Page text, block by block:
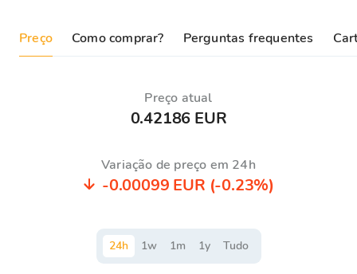
Preço Como comprar? Perguntas frequentes
Preço atual
0.42186 EUR
Variação de preço em 24h
-0.00099 EUR (-0.23%)
24h 1w 1m 1y Tudo